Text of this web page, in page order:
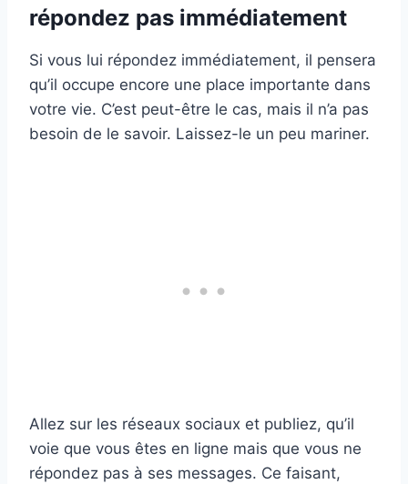
répondez pas immédiatement
Si vous lui répondez immédiatement, il pensera
qu’il occupe encore une place importante dans
votre vie. C’est peut-être le cas, mais il n’a pas
besoin de le savoir. Laissez-le un peu mariner.
Allez sur les réseaux sociaux et publiez, qu’il
voie que vous êtes en ligne mais que vous ne
répondez pas à ses messages. Ce faisant,